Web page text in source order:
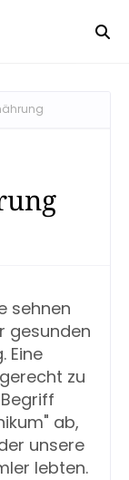
sehnen
gesunden
Eine
zu
ab,
unsere
lebten.